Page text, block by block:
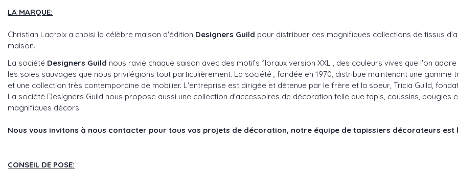
LA MARQUE:
Christian Lacroix a choisi la célèbre maison d'édition Designers Guild pour distribuer ces magnifiques collections de tissus
maison.
La société Designers Guild nous ravie chaque saison avec des motifs floraux version XXL , des couleurs vives que l'on
les soies sauvages que nous privilégions tout particulièrement. La société , fondée en 1970, distribue maintenant une
et une collection très contemporaine de mobilier. L'entreprise est dirigée et détenue par le frère et la soeur, Tricia Guild,
La société Designers Guild nous propose aussi une collection d'accessoires de décoration telle que tapis, coussins,
magnifiques décors.
Nous vous invitons à nous contacter pour tous vos projets de décoration, notre équipe de tapissiers décorateurs est
CONSEIL DE POSE: